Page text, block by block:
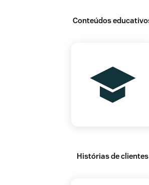
Conteúdos
Histórias de clientes